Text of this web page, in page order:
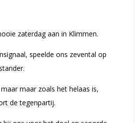
zaterdag aan in Klimmen.
speelde ons zevental op
maar zoals het helaas is,
de tegenpartij.